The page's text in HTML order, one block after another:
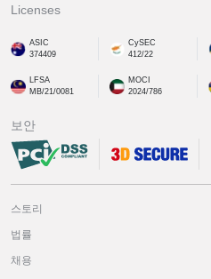
Licenses
ASIC
374409
CySEC
412/22
LFSA
MB/21/0081
MOCI
2024/786
보안
스토리
법률
채용